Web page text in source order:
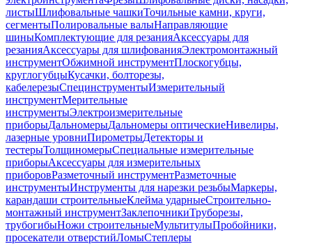
листыШлифовальные чашкиТочильные камни, круги,
сегментыПолировальные валыНаправляющие
шиныКомплектующие для резанияАксессуары для
резанияАксессуары для шлифованияЭлектромонтажный
инструментОбжимной инструментПлоскогубцы,
круглогубцыКусачки, болторезы,
кабелерезыСпецинструментыИзмерительный
инструментМерительные
инструментыЭлектроизмерительные
приборыДальномерыДальномеры оптическиеНивелиры,
лазерные уровниПирометрыДетекторы и
тестерыТолщиномерыСпециальные измерительные
приборыАксессуары для измерительных
приборовРазметочный инструментРазметочные
инструментыИнструменты для нарезки резьбыМаркеры,
карандаши строительныеКлейма ударныеСтроительно-
монтажный инструментЗаклепочникиТруборезы,
трубогибыНожи строительныеМультитулыПробойники,
просекатели отверстийЛомыСтеплеры